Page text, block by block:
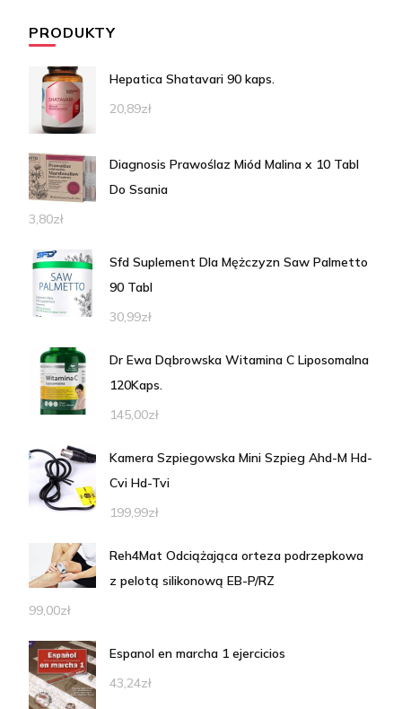
PRODUKTY
Hepatica Shatavari 90 kaps.
20,89zł
Diagnosis Prawoślaz Miód Malina x 10 Tabl
Do Ssania
3,80zł
Sfd Suplement Dla Mężczyzn Saw Palmetto
90 Tabl
30,99zł
Dr Ewa Dąbrowska Witamina C Liposomalna
120Kaps.
145,00zł
Kamera Szpiegowska Mini Szpieg Ahd-M Hd-
Cvi Hd-Tvi
199,99zł
Reh4Mat Odciążająca orteza podrzepkowa
z pelotą silikonową EB-P/RZ
99,00zł
Espanol en marcha 1 ejercicios
43,24zł